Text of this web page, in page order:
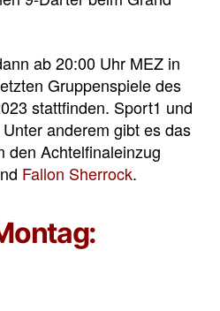
ab 20:00 Uhr MEZ in
Gruppenspiele des
stattfinden. Sport1 und
anderem gibt es das
den Achtelfinaleinzug
Fallon Sherrock.